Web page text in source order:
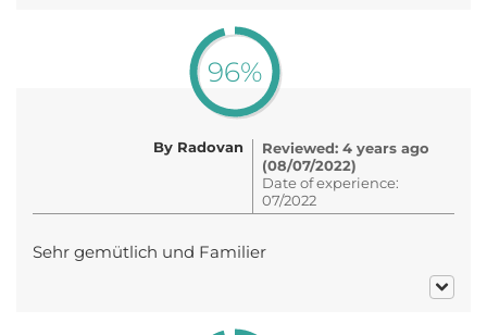
96%
By Radovan
Reviewed: 4 years ago
(08/07/2022)
Date of experience:
07/2022
Sehr gemütlich und Familier